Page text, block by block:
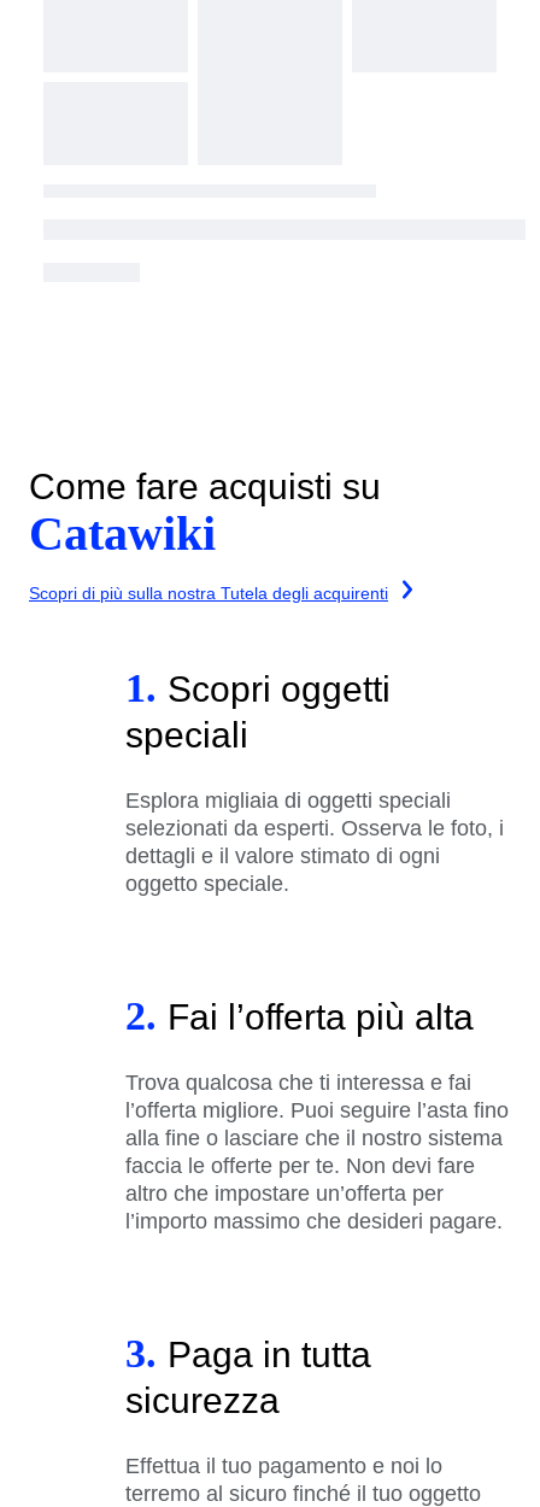
Come fare acquisti su
Catawiki
Scopri di più sulla nostra Tutela degli acquirenti
1. Scopri oggetti
speciali
Esplora migliaia di oggetti speciali
selezionati da esperti. Osserva le foto, i
dettagli e il valore stimato di ogni
oggetto speciale.
2. Fai l’offerta più alta
Trova qualcosa che ti interessa e fai
l’offerta migliore. Puoi seguire l’asta fino
alla fine o lasciare che il nostro sistema
faccia le offerte per te. Non devi fare
altro che impostare un’offerta per
l’importo massimo che desideri pagare.
3. Paga in tutta
sicurezza
Effettua il tuo pagamento e noi lo
terremo al sicuro finché il tuo oggetto